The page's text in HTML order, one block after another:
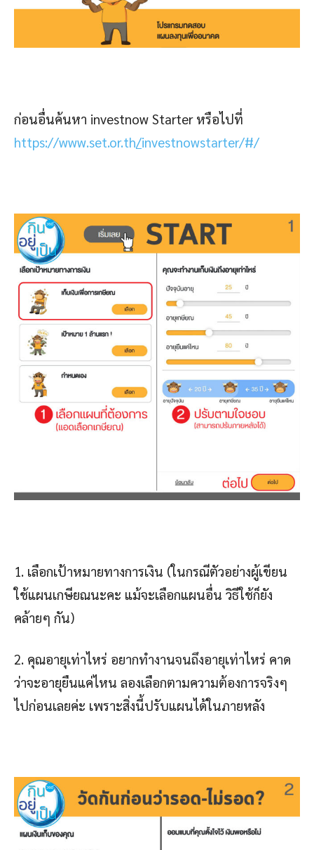
ก่อนอื่นค้นหา investnow Starter หรือไปที่
https://www.set.or.th/investnowstarter/#/
1. เลือกเป้าหมายทางการเงิน (ในกรณีตัวอย่างผู้เขียน
ใช้แผนเกษียณนะคะ แม้จะเลือกแผนอื่น วิธีใช้ก็ยัง
คล้ายๆ กัน)
2. คุณอายุเท่าไหร่ อยากทำงานจนถึงอายุเท่าไหร่ คาด
ว่าจะอายุยืนแค่ไหน ลองเลือกตามความต้องการจริงๆ
ไปก่อนเลยค่ะ เพราะสิ่งนี้ปรับแผนได้ในภายหลัง